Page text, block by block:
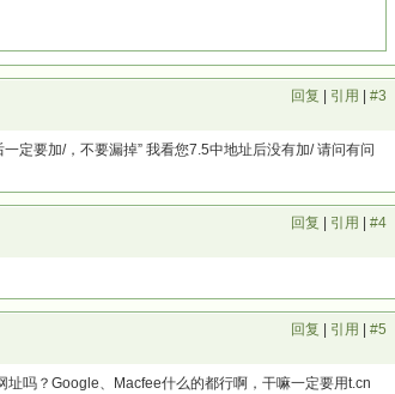
回复 引用 #3
定要加/，不要漏掉” 我看您7.5中地址后没有加/ 请问有问
回复 引用 #4
回复 引用 #5
吗？Google、Macfee什么的都行啊，干嘛一定要用t.cn